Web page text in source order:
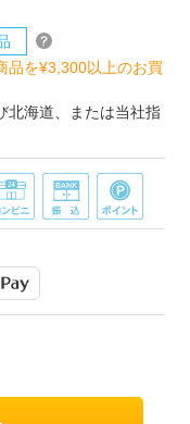
品を¥3,300以上のお買
北海道、または当社指